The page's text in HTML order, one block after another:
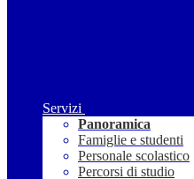
Servizi
Panoramica
Famiglie e studenti
Personale scolastico
Percorsi di studio